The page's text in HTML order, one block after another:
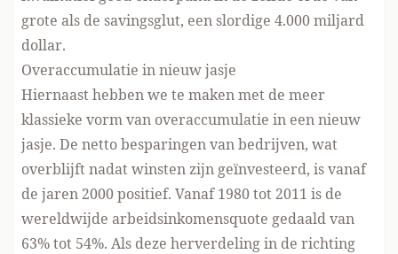
grote als de savingsglut, een slordige 4.000 miljard
dollar.
Overaccumulatie in nieuw jasje
Hiernaast hebben we te maken met de meer
klassieke vorm van overaccumulatie in een nieuw
jasje. De netto besparingen van bedrijven, wat
overblijft nadat winsten zijn geïnvesteerd, is vanaf
de jaren 2000 positief. Vanaf 1980 tot 2011 is de
wereldwijde arbeidsinkomensquote gedaald van
63% tot 54%. Als deze herverdeling in de richting